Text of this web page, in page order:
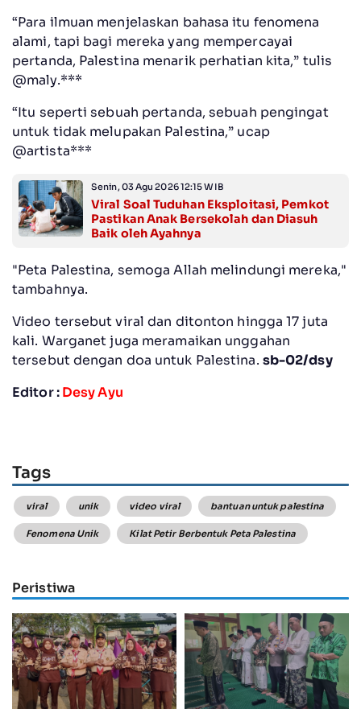
“Para ilmuan menjelaskan bahasa itu fenomena
alami, tapi bagi mereka yang mempercayai
pertanda, Palestina menarik perhatian kita,” tulis
@maly.***
“Itu seperti sebuah pertanda, sebuah pengingat
untuk tidak melupakan Palestina,” ucap
@artista***
Senin, 03 Agu 2026 12:15 WIB
Viral Soal Tuduhan Eksploitasi, Pemkot
Pastikan Anak Bersekolah dan Diasuh
Baik oleh Ayahnya
"Peta Palestina, semoga Allah melindungi mereka,"
tambahnya.
Video tersebut viral dan ditonton hingga 17 juta
kali. Warganet juga meramaikan unggahan
tersebut dengan doa untuk Palestina. sb-02/dsy
Editor :Desy Ayu
Tags
viral unik video viral bantuan untuk palestina
Fenomena Unik Kilat Petir Berbentuk Peta Palestina
Peristiwa